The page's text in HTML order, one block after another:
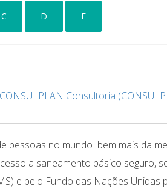
C D E
CONSULPLAN Consultoria
pessoas no mundo  bem mais da
a saneamento básico seguro,
e pelo Fundo das Nações Unidas